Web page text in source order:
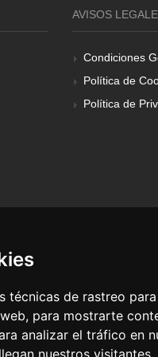
técnicas de rastreo
para mostrarte
analizar el tráfico en
nuestros visitantes.
AVISOS
Condiciones
Política de
Política de